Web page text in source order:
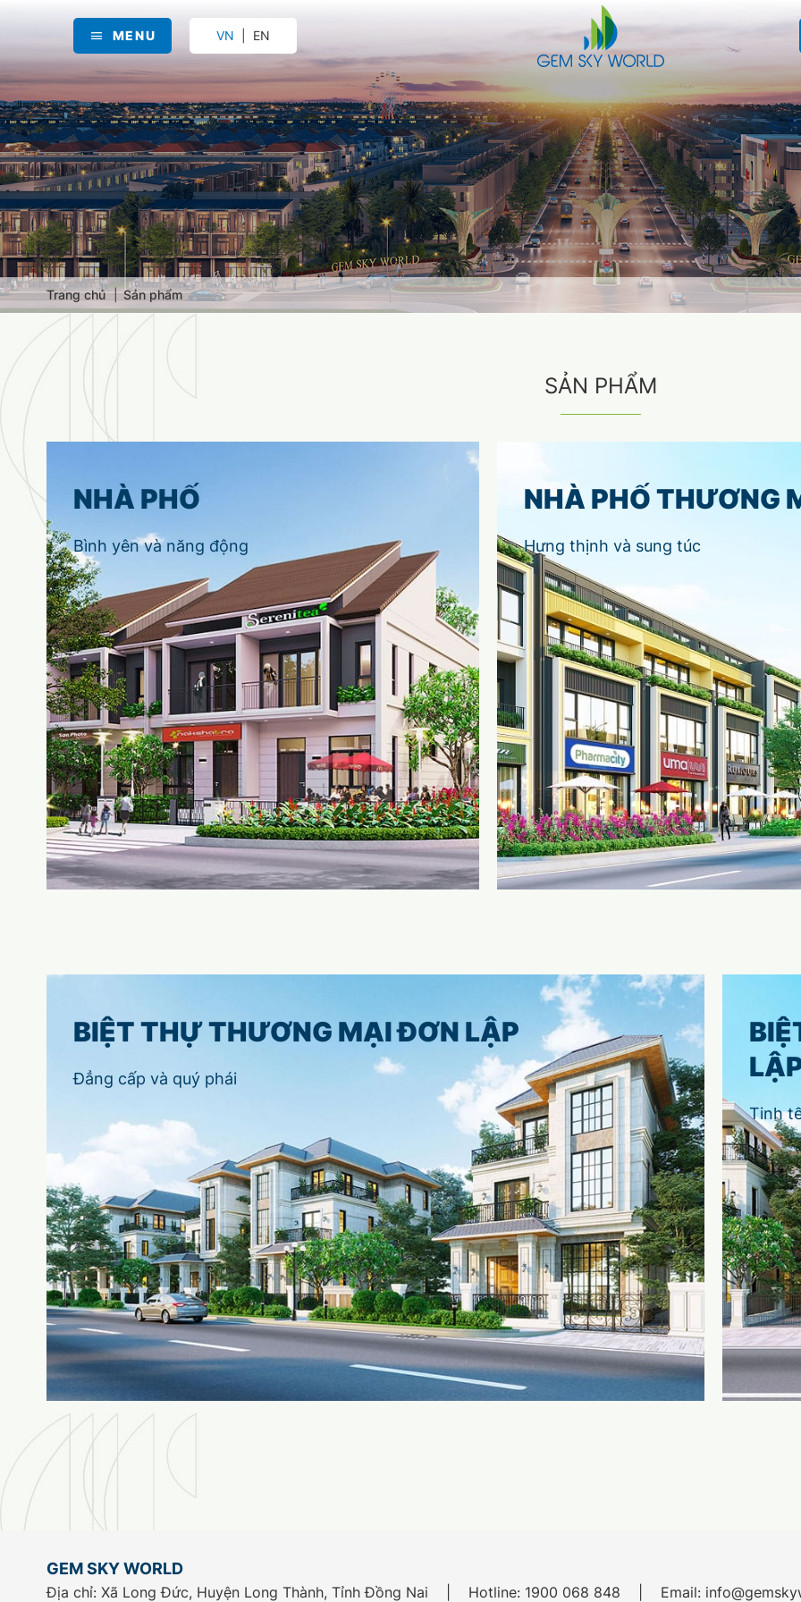
MENU VN EN
Trang chủ Sản phẩm
SẢN PHẨM
NHÀ PHỐ
Bình yên và năng động
NHÀ PHỐ THƯƠNG
Hưng thịnh và sung túc
BIỆT THỰ THƯƠNG MẠI ĐƠN LẬP
Đẳng cấp và quý phái
Tinh
GEM SKY WORLD
Địa chỉ: Xã Long Đức, Huyện Long Thành, Tỉnh Đồng Nai Hotline: 1900 068 848 Email: